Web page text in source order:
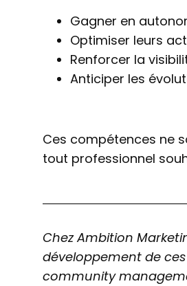
Gagner en
Optimiser leurs
Renforcer la
Anticiper les
Ces compétences ne
tout professionnel
Chez Ambition
développement de
community